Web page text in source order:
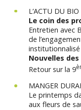
L’ACTU DU BIO
Le coin des
Entretien avec
de
institutionnalisé
Nouvelles
Retour sur la 9
MANGER
Le printemps
aux fleurs de